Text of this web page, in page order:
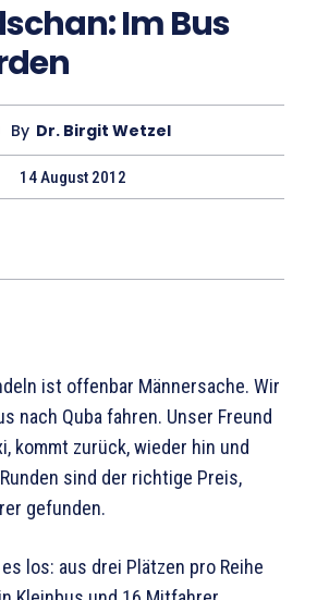
Im Bus
By Dr. Birgit Wetzel
14 August 2012
ist offenbar Männersache. Wir
nach Quba fahren. Unser Freund
kommt zurück, wieder hin und
sind der richtige Preis,
gefunden.
los: aus drei Plätzen pro Reihe